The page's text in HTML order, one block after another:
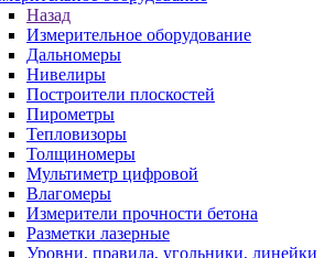
Назад
Измерительное оборудование
Дальномеры
Нивелиры
Построители плоскостей
Пирометры
Тепловизоры
Толщиномеры
Мультиметр цифровой
Влагомеры
Измерители прочности бетона
Разметки лазерные
Уровни, правила, угольники, линейки